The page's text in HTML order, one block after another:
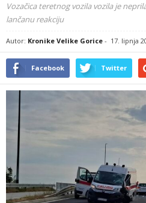
Vozačica teretnog vozila vozila je
lančanu reakciju
Autor: Kronike Velike Gorice - 17. lipnja
Facebook Twitter